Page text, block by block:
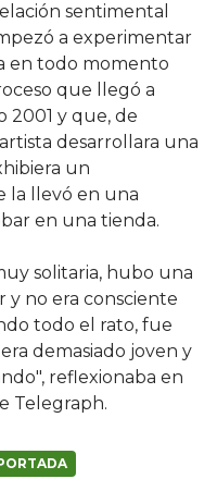
sentimental
a experimentar
en todo momento
que llegó a
2001 y que, de
desarrollara una
un
la llevó en una
en una tienda.
solitaria, hubo una
y no era consciente
todo el rato, fue
demasiado joven y
reflexionaba en
Telegraph.